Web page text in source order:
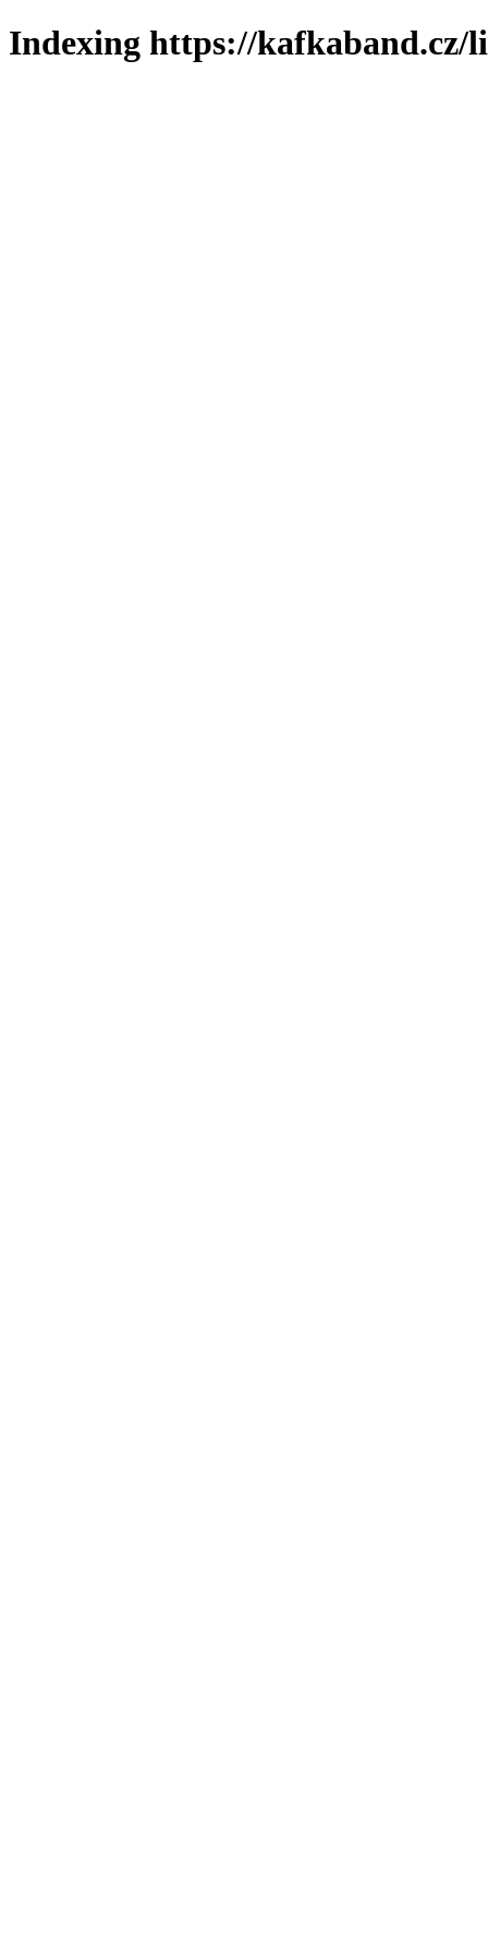
Indexing https://kafkaband.cz/